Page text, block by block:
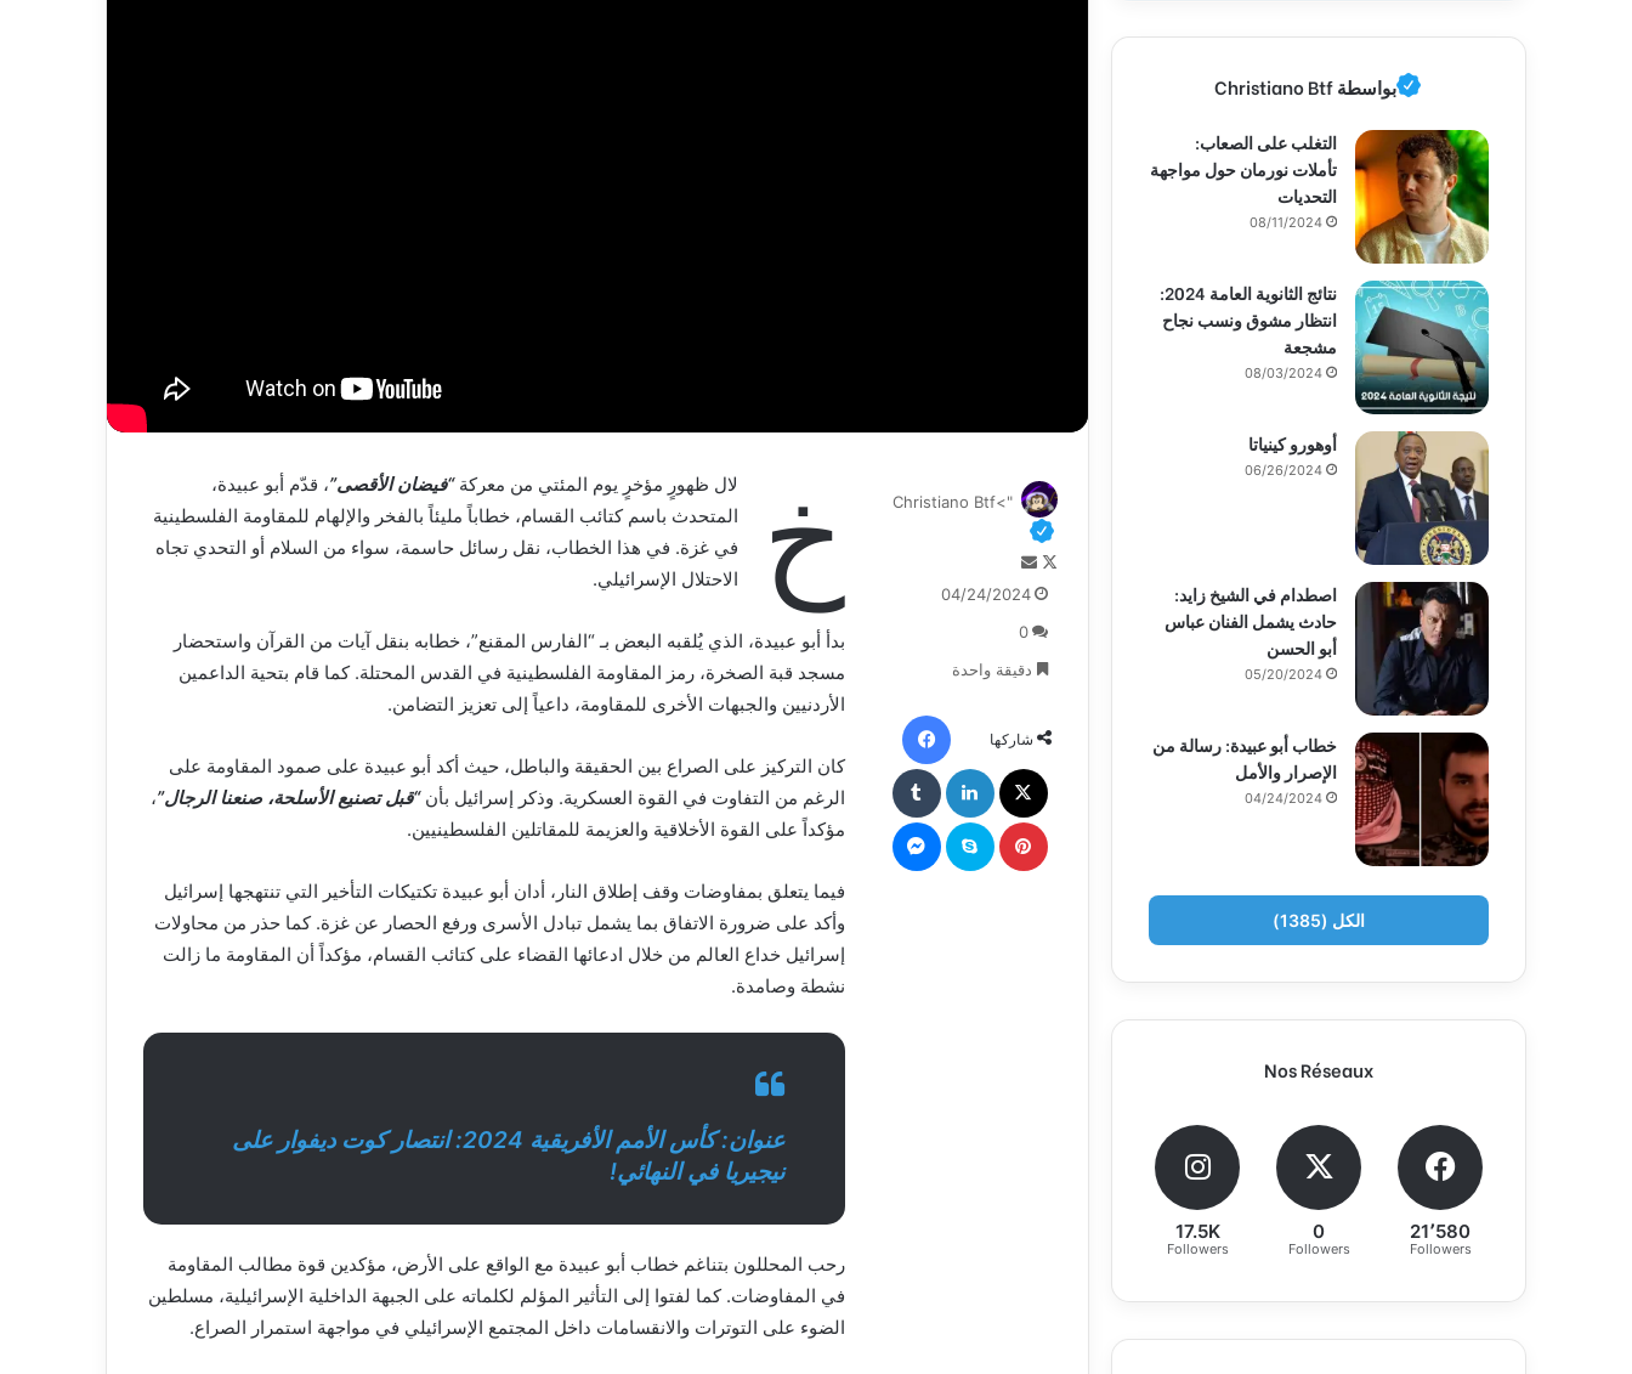
خ لال ظهورٍ مؤخرٍ يوم المئتي من معركة“فيضان الأقصى”، قدّم أبو عبيدة،
المتحدث باسم كتائب القسام، خطاباً مليئاً بالفخر والإلهام للمقاومة الفلسطينية
في غزة. في هذا الخطاب، نقل رسائل حاسمة، سواء من السلام أو التحدي تجاه
الاحتلال الإسرائيلي.
بدأ أبو عبيدة، الذي يُلقبه البعض بـ “الفارس المقنع”، خطابه بنقل آيات من القرآن واستحضار
مسجد قبة الصخرة، رمز المقاومة الفلسطينية في القدس المحتلة. كما قام بتحية الداعمين
الأردنيين والجبهات الأخرى للمقاومة، داعياً إلى تعزيز التضامن.
كان التركيز على الصراع بين الحقيقة والباطل، حيث أكد أبو عبيدة على صمود المقاومة على
الرغم من التفاوت في القوة العسكرية. وذكر إسرائيل بأن “قبل تصنيع الأسلحة، صنعنا الرجال”،
مؤكداً على القوة الأخلاقية والعزيمة للمقاتلين الفلسطينيين.
فيما يتعلق بمفاوضات وقف إطلاق النار، أدان أبو عبيدة تكتيكات التأخير التي تنتهجها إسرائيل
وأكد على ضرورة الاتفاق بما يشمل تبادل الأسرى ورفع الحصار عن غزة. كما حذر من محاولات
إسرائيل خداع العالم من خلال ادعائها القضاء على كتائب القسام، مؤكداً أن المقاومة ما زالت
نشطة وصامدة.
عنوان: كأس الأمم الأفريقية 2024: انتصار كوت ديفوار على
نيجيريا في النهائي!
رحب المحللون بتناغم خطاب أبو عبيدة مع الواقع على الأرض، مؤكدين قوة مطالب المقاومة
في المفاوضات. كما لفتوا إلى التأثير المؤلم لكلماته على الجبهة الداخلية الإسرائيلية، مسلطين
الضوء على التوترات والانقسامات داخل المجتمع الإسرائيلي في مواجهة استمرار الصراع.
">Christiano Btf
F
o
l
o
n
X
ر
ل
ب
د
ا
إ
ل
ك
ت
04/24/2024
0
دقيقة واحدة
شاركها
لينكدإن
بينتيريست سكايب
بواسطة Christiano Btf
التغلب على الصعاب:
تأملات نورمان حول مواجهة
التحديات
08/11/2024
نتائج الثانوية العامة 2024:
انتظار مشوق ونسب نجاح
مشجعة
08/03/2024
أوهورو كينياتا
06/26/2024
اصطدام في الشيخ زايد:
حادث يشمل الفنان عباس
أبو الحسن
05/20/2024
خطاب أبو عبيدة: رسالة من
الإصرار والأمل
04/24/2024
الكل (1385)
Nos Réseaux
21٬580
Followers
0
Followers
17.5K
Followers